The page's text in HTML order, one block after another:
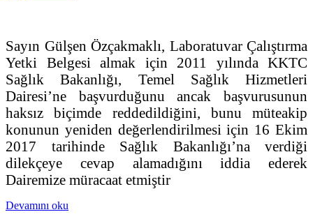
Sayın Gülşen Özçakmaklı, Laboratuvar Çalıştırma
Yetki Belgesi almak için 2011 yılında KKTC
Sağlık Bakanlığı, Temel Sağlık Hizmetleri
Dairesi’ne başvurduğunu ancak başvurusunun
haksız biçimde reddedildiğini, bunu müteakip
konunun yeniden değerlendirilmesi için 16 Ekim
2017 tarihinde Sağlık Bakanlığı’na verdiği
dilekçeye cevap alamadığını iddia ederek
Dairemize müracaat etmiştir
Devamını oku